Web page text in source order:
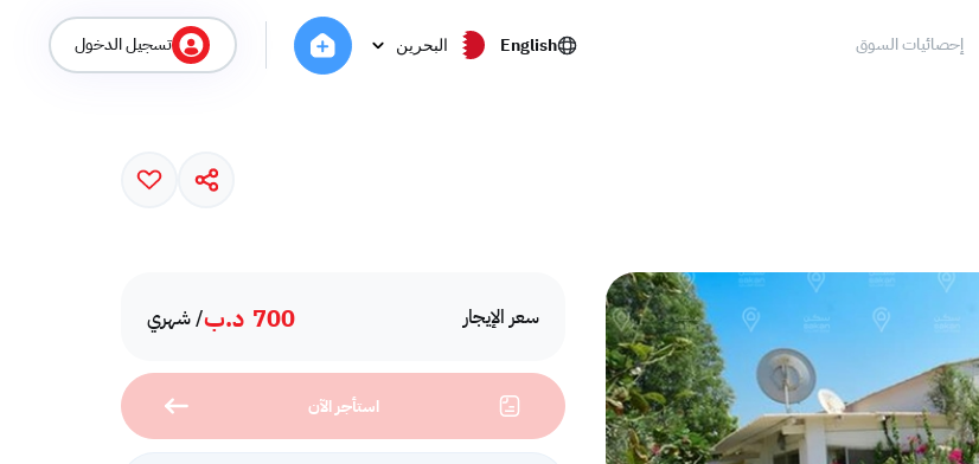
إحصائيات السوق English البحرين تسجيل الدخول
سعر الإيجار 700 د.ب/ شهري
استأجر الآن